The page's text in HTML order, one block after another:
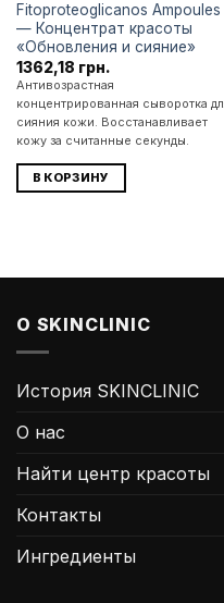
Fitoproteoglicanos Ampoules
— Концентрат красоты
«Обновления и сияние»
1362,18 грн.
Антивозрастная
концентрированная сыворотка
сияния кожи. Восстанавливает
кожу за считанные секунды.
В КОРЗИНУ
О SKINCLINIC
История SKINCLINIC
О нас
Найти центр красоты
Контакты
Ингредиенты